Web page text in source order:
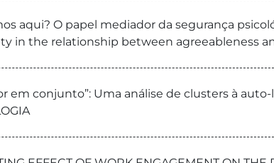
aqui? O papel mediador da segurança
in the relationship between agreeableness
em conjunto”: Uma análise de clusters à